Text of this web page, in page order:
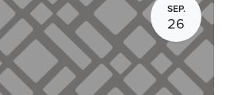
SEP.
26